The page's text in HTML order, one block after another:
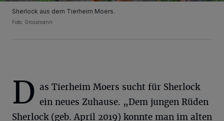
Sherlock aus dem Tierheim Moers.
Foto: Grossmann
D as Tierheim Moers sucht für Sherlock
ein neues Zuhause. „Dem jungen Rüden
Sherlock (geb. April 2019) konnte man im alten